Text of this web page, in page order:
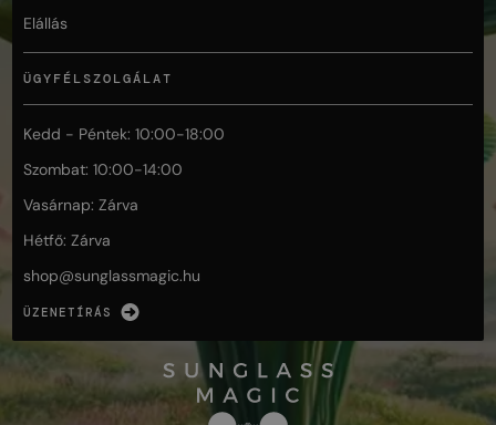
Elállás
ÜGYFÉLSZOLGÁLAT
Kedd - Péntek: 10:00-18:00
Szombat: 10:00-14:00
Vasárnap: Zárva
Hétfő: Zárva
shop@sunglassmagic.hu
ÜZENETÍRÁS